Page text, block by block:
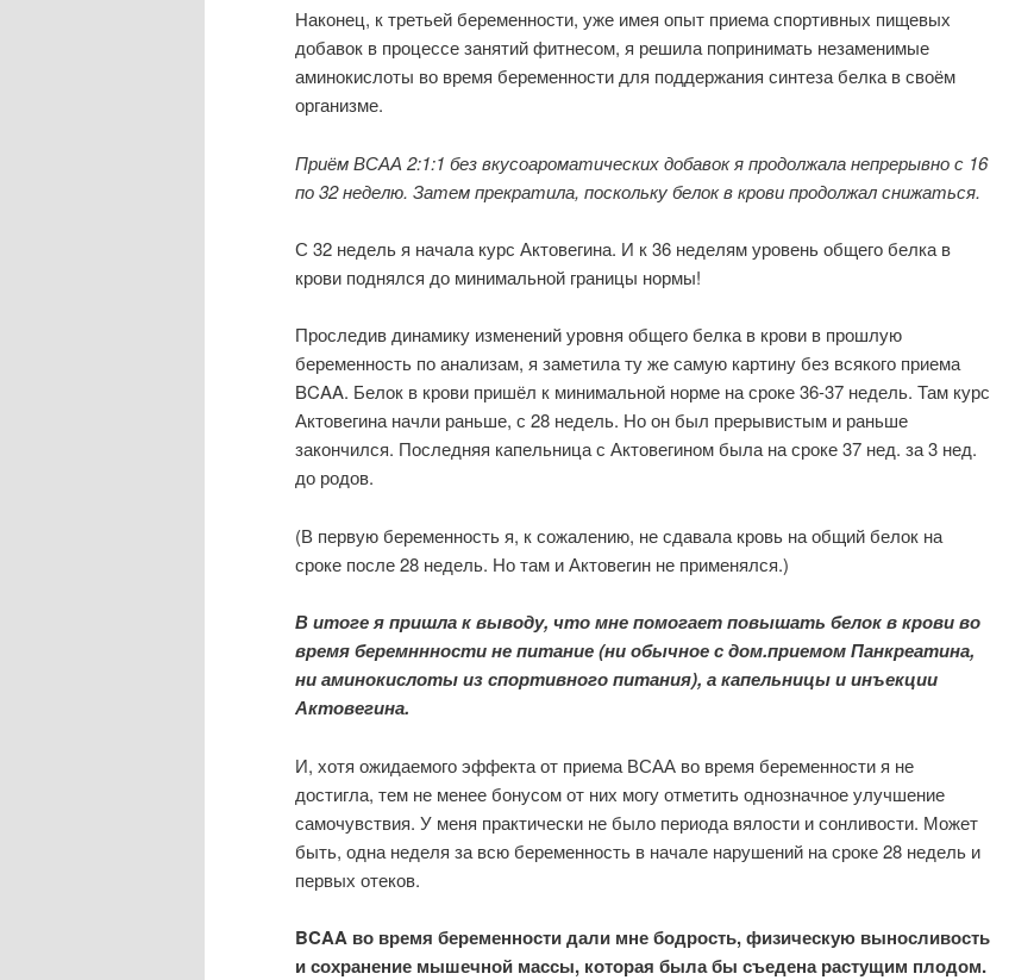
Наконец, к третьей беременности, уже имея опыт приема спортивных пищевых
добавок в процессе занятий фитнесом, я решила попринимать незаменимые
аминокислоты во время беременности для поддержания синтеза белка в своём
организме.
Приём ВСАА 2:1:1 без вкусоароматических добавок я продолжала непрерывно с 16
по 32 неделю. Затем прекратила, поскольку белок в крови продолжал снижаться.
С 32 недель я начала курс Актовегина. И к 36 неделям уровень общего белка в
крови поднялся до минимальной границы нормы!
Проследив динамику изменений уровня общего белка в крови в прошлую
беременность по анализам, я заметила ту же самую картину без всякого приема
BCAA. Белок в крови пришёл к минимальной норме на сроке 36-37 недель. Там курс
Актовегина начли раньше, с 28 недель. Но он был прерывистым и раньше
закончился. Последняя капельница с Актовегином была на сроке 37 нед. за 3 нед.
до родов.
(В первую беременность я, к сожалению, не сдавала кровь на общий белок на
сроке после 28 недель. Но там и Актовегин не применялся.)
В итоге я пришла к выводу, что мне помогает повышать белок в крови во
время беремннности не питание (ни обычное с дом.приемом Панкреатина,
ни аминокислоты из спортивного питания), а капельницы и инъекции
Актовегина.
И, хотя ожидаемого эффекта от приема ВСАА во время беременности я не
достигла, тем не менее бонусом от них могу отметить однозначное улучшение
самочувствия. У меня практически не было периода вялости и сонливости. Может
быть, одна неделя за всю беременность в начале нарушений на сроке 28 недель и
первых отеков.
BCAA во время беременности дали мне бодрость, физическую выносливость
и сохранение мышечной массы, которая была бы съедена растущим плодом.